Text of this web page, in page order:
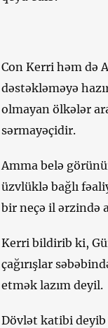
Con Kerri həm də
dəstəkləməyə
olmayan ölkələr
sərmayəçidir.
Amma belə
üzvlüklə bağlı
bir neçə il ərzində
Kerri bildirib ki,
çağırışlar
etmək lazım deyil.
Dövlət katibi deyib